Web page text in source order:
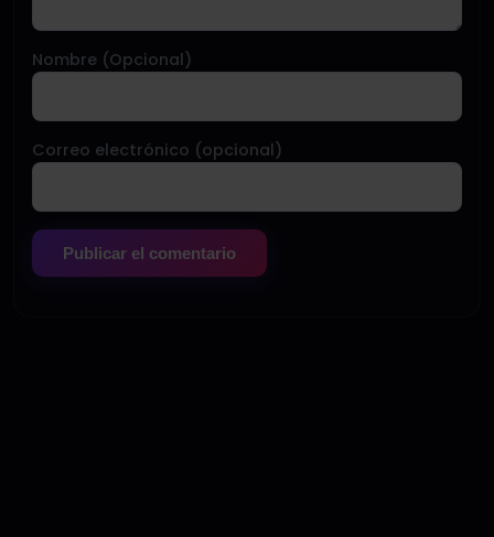
Nombre (Opcional)
Correo electrónico (opcional)